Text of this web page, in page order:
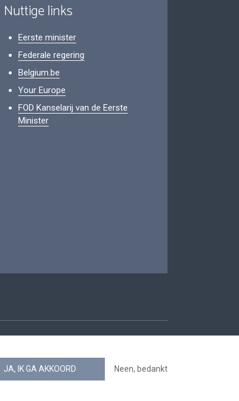
Nuttige links
Eerste minister
Federale regering
Belgium.be
Your Europe
FOD Kanselarij van de Eerste
Minister
JA, IK GA AKKOORD Neen, bedankt